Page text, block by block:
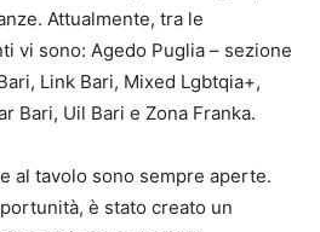
Attualmente, tra le
vi sono: Agedo Puglia – sezione
Link Bari, Mixed Lgbtqia+,
Bari, Uil Bari e Zona Franka.
al tavolo sono sempre aperte.
è stato creato un